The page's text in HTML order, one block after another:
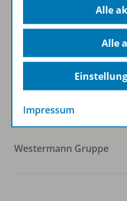
Zum
Folgen Sie uns auf
Westermann Gruppe
Alle
Alle
Impressum